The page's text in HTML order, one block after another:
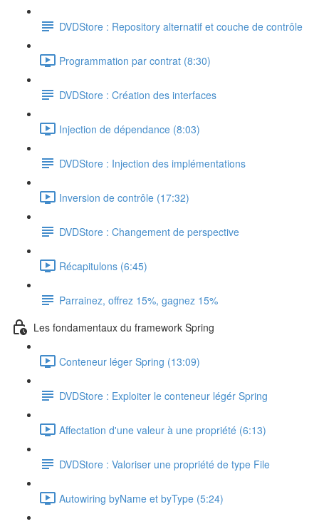
DVDStore : Repository alternatif et couche de contrôle
Programmation par contrat (8:30)
DVDStore : Création des interfaces
Injection de dépendance (8:03)
DVDStore : Injection des implémentations
Inversion de contrôle (17:32)
DVDStore : Changement de perspective
Récapitulons (6:45)
Parrainez, offrez 15%, gagnez 15%
Les fondamentaux du framework Spring
Conteneur léger Spring (13:09)
DVDStore : Exploiter le conteneur légér Spring
Affectation d'une valeur à une propriété (6:13)
DVDStore : Valoriser une propriété de type File
Autowiring byName et byType (5:24)